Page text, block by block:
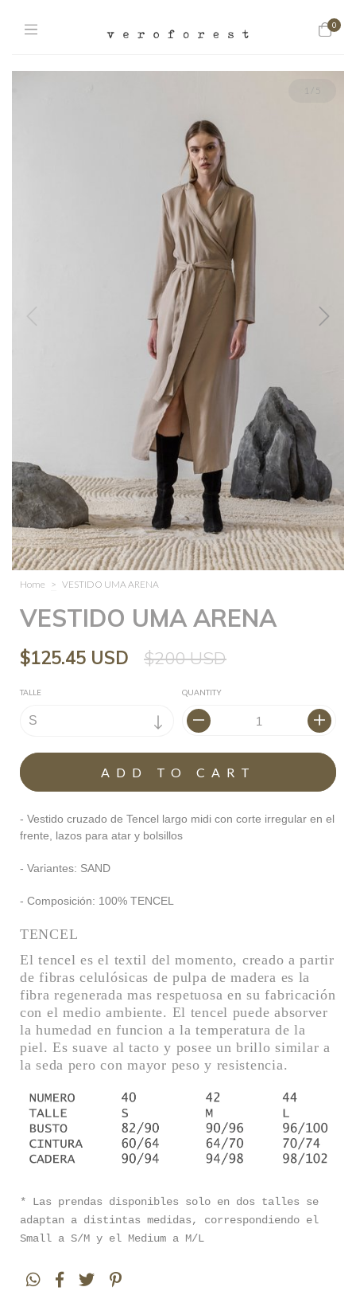
0
1 5
Home > VESTIDO UMA ARENA
VESTIDO UMA ARENA
$125.45 USD $200 USD
TALLE QUANTITY
- Vestido cruzado de Tencel largo midi con corte irregular en el
frente, lazos para atar y bolsillos
- Variantes: SAND
- Composición: 100% TENCEL
TENCEL
El tencel es el textil del momento, creado a partir
de fibras celulósicas de pulpa de madera es la
fibra regenerada mas respetuosa en su fabricación
con el medio ambiente. El tencel puede absorver
la humedad en funcion a la temperatura de la
piel. Es suave al tacto y posee un brillo similar a
la seda pero con mayor peso y resistencia.
* Las prendas disponibles solo en dos talles se
adaptan a distintas medidas, correspondiendo el
Small a S/M y el Medium a M/L